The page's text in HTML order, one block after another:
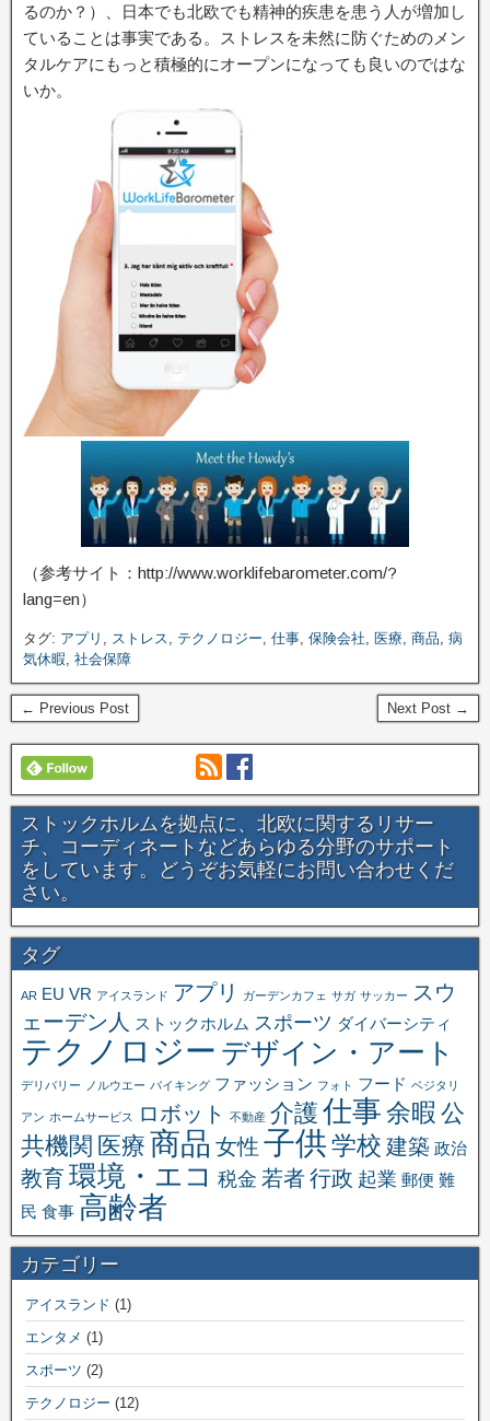
るのか？）、日本でも北欧でも精神的疾患を患う人が増加し
ていることは事実である。ストレスを未然に防ぐためのメン
タルケアにもっと積極的にオープンになっても良いのではな
いか。
（参考サイト：http://www.worklifebarometer.com/?
lang=en）
タグ: アプリ , ストレス, テクノロジー, 仕事, 保険会社, 医療, 商品, 病
気休暇, 社会保障
← Previous Post Next Post →
ストックホルムを拠点に、北欧に関するリサー
チ、コーディネートなどあらゆる分野のサポート
をしています。どうぞお気軽にお問い合わせくだ
さい。
タグ
AR EU VR アイスランド アプリ ガーデンカフェ サガ サッカー
スウ
ェーデン人
ストックホルム スポーツ ダイバーシティ
テクノロジー デザイン・アート
デリバリー ノルウエー バイキング ファッション フォト フード ベジタリ
アン ホームサービス ロボット 不動産 介護 仕事余暇 公
共機関 医療 商品 女性 子供学校 建築 政治
教育環境・エコ 税金 若者行政 起業 郵便 難
民 食事 高齢者
カテゴリー
アイスランド (1)
エンタメ (1)
スポーツ (2)
テクノロジー (12)